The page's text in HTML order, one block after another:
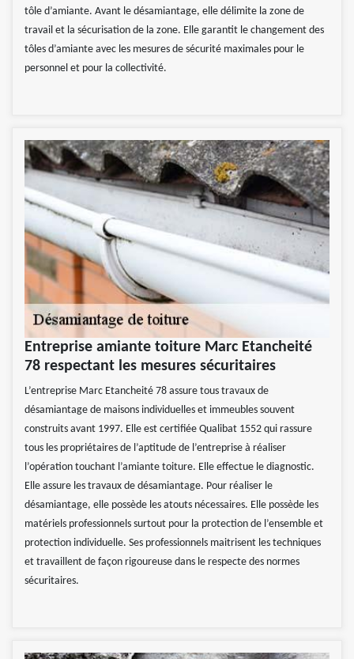
tôle d’amiante. Avant le désamiantage, elle délimite la zone de
travail et la sécurisation de la zone. Elle garantit le changement des
tôles d’amiante avec les mesures de sécurité maximales pour le
personnel et pour la collectivité.
Entreprise amiante toiture Marc Etancheité
78 respectant les mesures sécuritaires
L’entreprise Marc Etancheité 78 assure tous travaux de
désamiantage de maisons individuelles et immeubles souvent
construits avant 1997. Elle est certifiée Qualibat 1552 qui rassure
tous les propriétaires de l’aptitude de l’entreprise à réaliser
l’opération touchant l’amiante toiture. Elle effectue le diagnostic.
Elle assure les travaux de désamiantage. Pour réaliser le
désamiantage, elle possède les atouts nécessaires. Elle possède les
matériels professionnels surtout pour la protection de l’ensemble et
protection individuelle. Ses professionnels maitrisent les techniques
et travaillent de façon rigoureuse dans le respecte des normes
sécuritaires.